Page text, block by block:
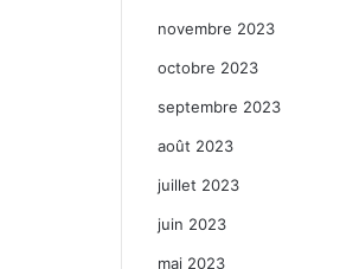
novembre 2023
octobre 2023
septembre 2023
août 2023
juillet 2023
juin 2023
mai 2023